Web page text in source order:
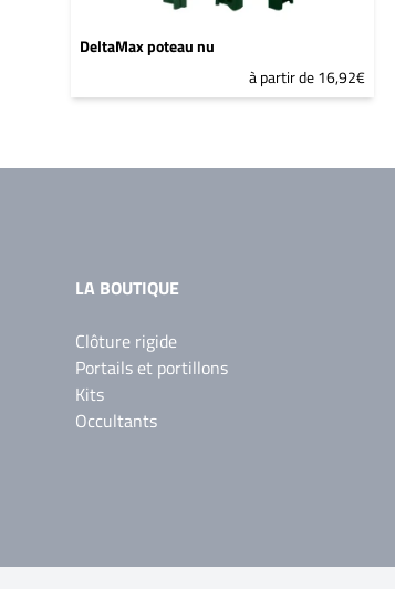
DeltaMax poteau nu
à partir de 16,92€
LA BOUTIQUE
Clôture rigide
Portails et portillons
Kits
Occultants